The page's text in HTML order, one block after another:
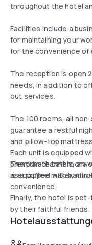
throughout the hotel
Facilities include a
for maintaining your
for the convenience
The reception is open
needs, in addition to
out services.
The 100 rooms, all
guarantee a restful
and pillow-top
Each unit is equipped
premium channels, a
as a coffee maker,
convenience.
The private bathroom,
is equipped with
Finally, the hotel is
by their faithful friends.